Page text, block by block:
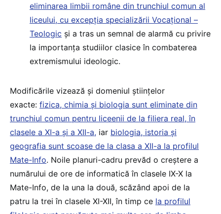
eliminarea limbii române din trunchiul comun al
liceului, cu excepția specializării Vocațional –
Teologic și a tras un semnal de alarmă cu privire
la importanța studiilor clasice în combaterea
extremismului ideologic.
Modificările vizează și domeniul științelor
exacte: fizica, chimia și biologia sunt eliminate din
trunchiul comun pentru liceenii de la filiera real, în
clasele a XI-a și a XII-a, iar biologia, istoria și
geografia sunt scoase de la clasa a XII-a la profilul
Mate-Info. Noile planuri-cadru prevăd o creștere a
numărului de ore de informatică în clasele IX-X la
Mate-Info, de la una la două, scăzând apoi de la
patru la trei în clasele XI-XII, în timp ce la profilul